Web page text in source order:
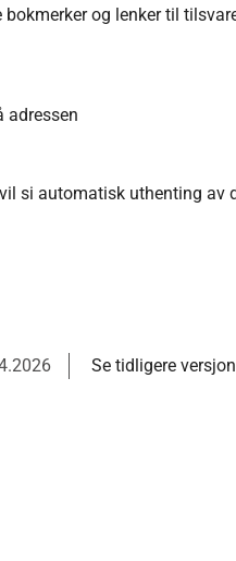
og lenker til
adressen
si automatisk uthenting av
Se tidligere